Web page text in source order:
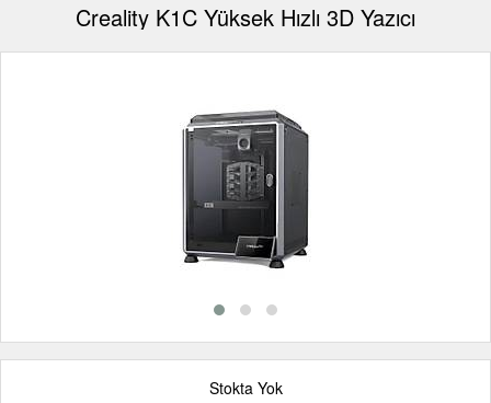
Creality K1C Yüksek Hızlı 3D Yazıcı
Stokta Yok